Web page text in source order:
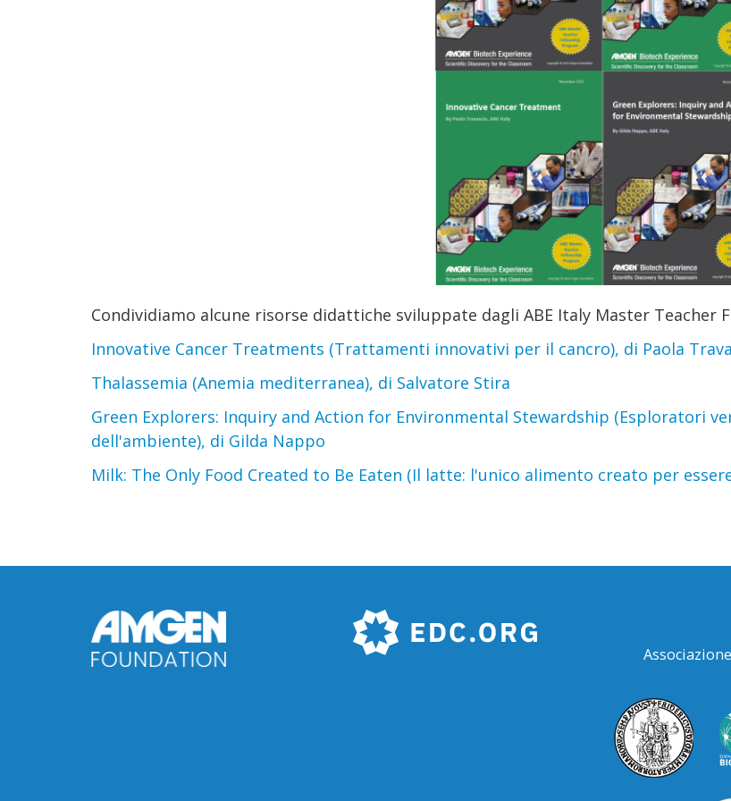
Condividiamo alcune risorse didattiche sviluppate dagli ABE Italy Master Teacher
Innovative Cancer Treatments (Trattamenti innovativi per il cancro), di Paola
Thalassemia (Anemia mediterranea), di Salvatore Stira
Green Explorers: Inquiry and Action for Environmental Stewardship (Esploratori
dell'ambiente), di Gilda Nappo
Milk: The Only Food Created to Be Eaten (Il latte: l'unico alimento creato per